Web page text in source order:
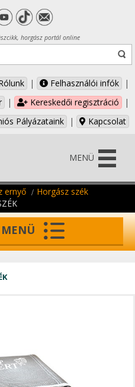
horgász portál online
| Felhasználói infók
|
| Kereskedői regisztráció
|
Pályázataink
| Kapcsolat
MENÜ
ernyő
Horgász szék